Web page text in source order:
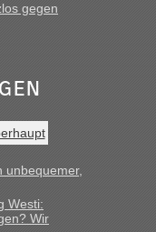
gegen
unbequemer,
Westi:
Wir